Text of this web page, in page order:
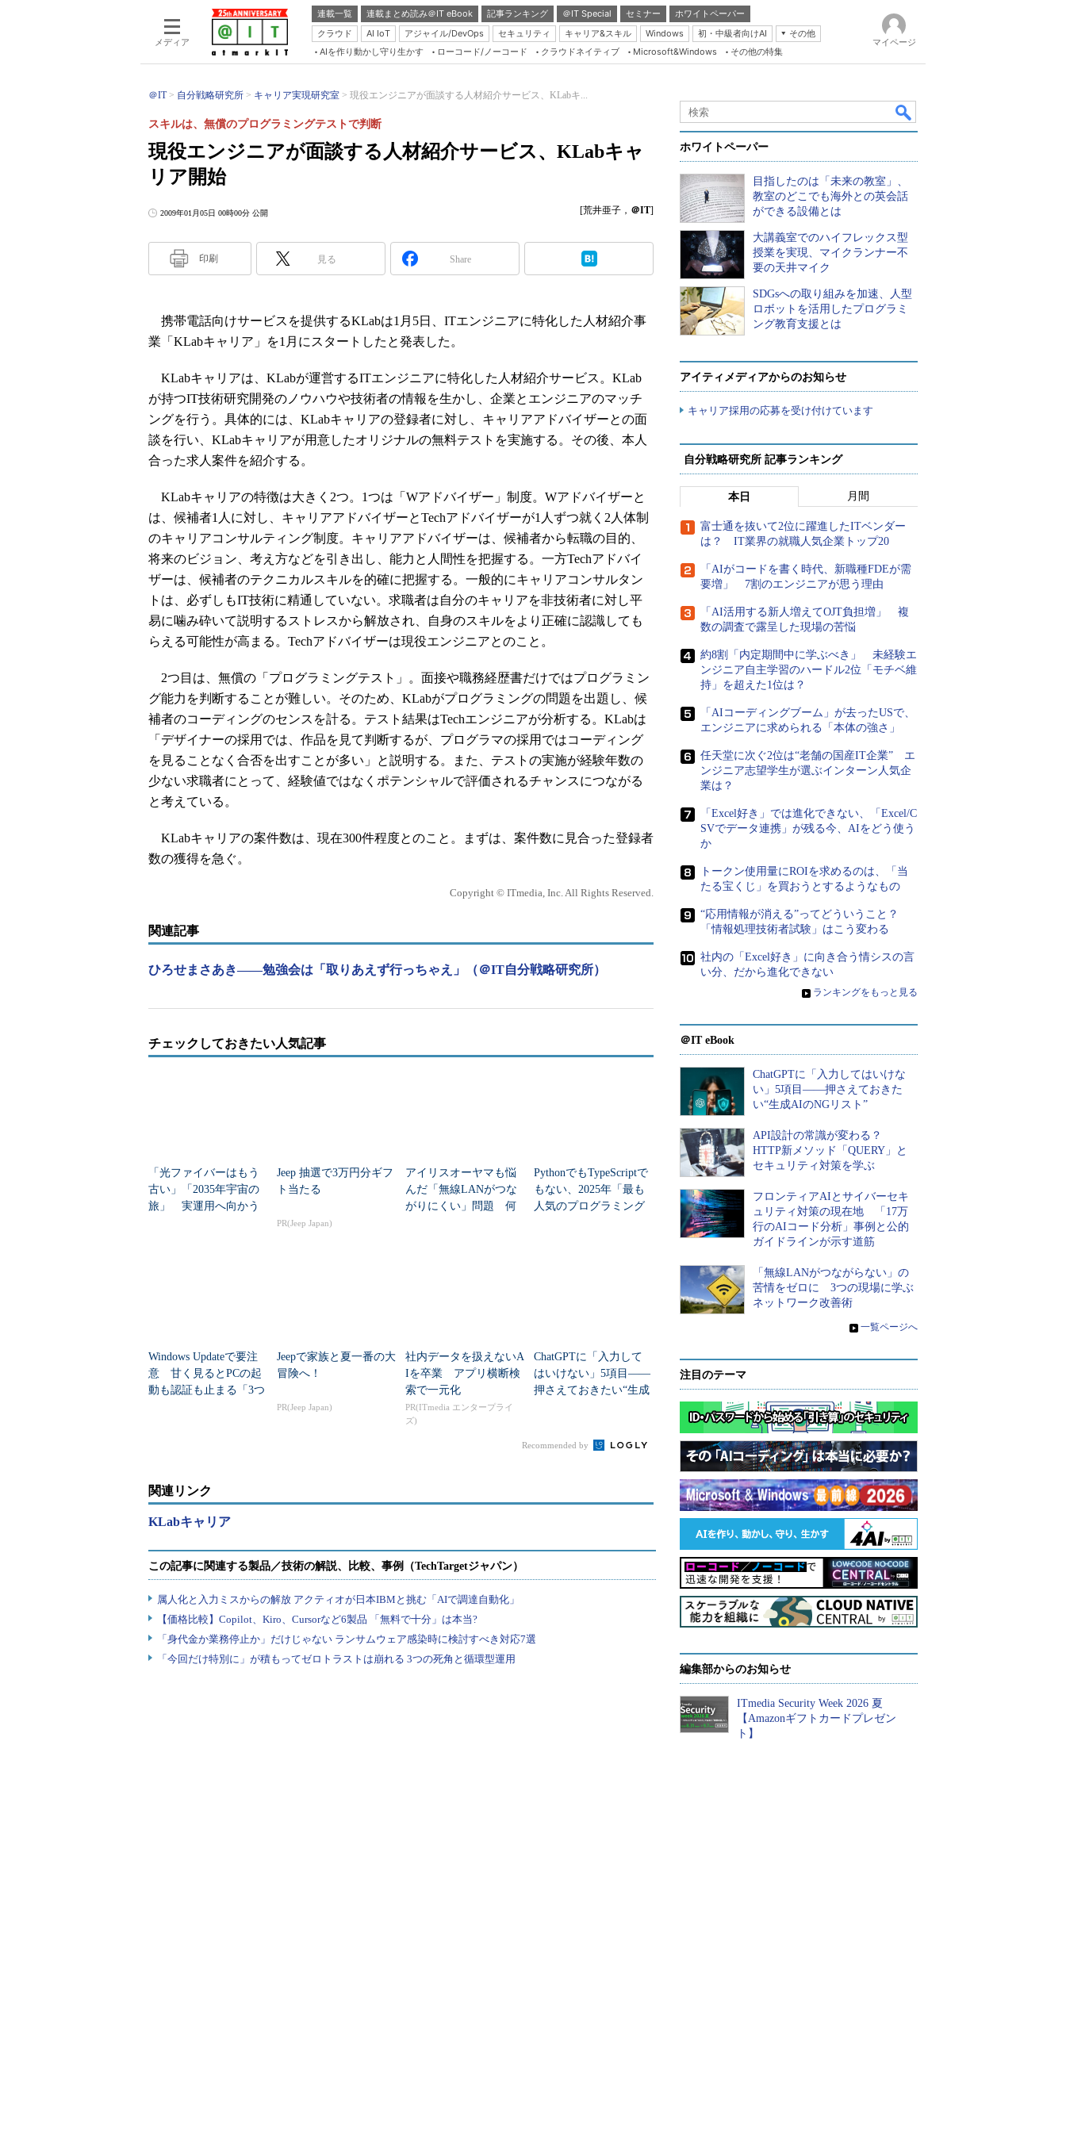
メディア
連載一覧 連載まとめ読み＠IT eBook 記事ランキング ＠IT Special セミナー
ホワイトペーパー
クラウド
AI IoT アジャイル/DevOps セキュリティ キャリア&スキル Windows 初・中級者向けAI
その他
Server & Storage
Java Agile
Database Expert
Linux ＆ OSS
Master of IP Network
Security & Trust
Insider.NET
AIを作り動かし守り生かす ローコード/ノーコード クラウドネイティブ Microsoft&Windows その他の特集
マイページ
＠IT 自分戦略研究所 キャリア実現研究室 現役エンジニアが面談する人材紹介サービス、KLabキ...
現役エンジニアが面談する人材紹介サービス、KLabキャ
リア開始
スキルは、無償のプログラミングテストで判断
2009年01月05日 00時00分 公開 [荒井亜子， ＠IT]
印刷 見る Share
携帯電話向けサービスを提供するKLabは1月5日、ITエンジニアに特化した人材紹介事
業「KLabキャリア」を1月にスタートしたと発表した。
KLabキャリアは、KLabが運営するITエンジニアに特化した人材紹介サービス。KLab
が持つIT技術研究開発のノウハウや技術者の情報を生かし、企業とエンジニアのマッチ
ングを行う。具体的には、KLabキャリアの登録者に対し、キャリアアドバイザーとの面
談を行い、KLabキャリアが用意したオリジナルの無料テストを実施する。その後、本人
合った求人案件を紹介する。
KLabキャリアの特徴は大きく2つ。1つは「Wアドバイザー」制度。Wアドバイザーと
は、候補者1人に対し、キャリアアドバイザーとTechアドバイザーが1人ずつ就く2人体制
のキャリアコンサルティング制度。キャリアアドバイザーは、候補者から転職の目的、
将来のビジョン、考え方などを引き出し、能力と人間性を把握する。一方Techアドバイ
ザーは、候補者のテクニカルスキルを的確に把握する。一般的にキャリアコンサルタン
トは、必ずしもIT技術に精通していない。求職者は自分のキャリアを非技術者に対し平
易に噛み砕いて説明するストレスから解放され、自身のスキルをより正確に認識しても
らえる可能性が高まる。Techアドバイザーは現役エンジニアとのこと。
2つ目は、無償の「プログラミングテスト」。面接や職務経歴書だけではプログラミン
グ能力を判断することが難しい。そのため、KLabがプログラミングの問題を出題し、候
補者のコーディングのセンスを計る。テスト結果はTechエンジニアが分析する。KLabは
「デザイナーの採用では、作品を見て判断するが、プログラマの採用ではコーディング
を見ることなく合否を出すことが多い」と説明する。また、テストの実施が経験年数の
少ない求職者にとって、経験値ではなくポテンシャルで評価されるチャンスにつながる
と考えている。
KLabキャリアの案件数は、現在300件程度とのこと。まずは、案件数に見合った登録者
数の獲得を急ぐ。
Copyright © ITmedia, Inc. All Rights Reserved.
関連記事
ひろせまさあき――勉強会は「取りあえず行っちゃえ」（＠IT自分戦略研究所）
チェックしておきたい人気記事
「光ファイバーはもう
古い」「2035年宇宙の
旅」 実運用へ向かう
Jeep 抽選で3万円分ギフ
ト当たる
PR(Jeep Japan)
アイリスオーヤマも悩
んだ「無線LANがつな
がりにくい」問題 何
PythonでもTypeScriptで
もない、2025年「最も
人気のプログラミング
Windows Updateで要注
意 甘く見るとPCの起
動も認証も止まる「3つ
Jeepで家族と夏一番の大
冒険へ！
PR(Jeep Japan)
社内データを扱えないA
Iを卒業 アプリ横断検
索で一元化
PR(ITmedia エンタープライ
ズ)
ChatGPTに「入力して
はいけない」5項目――
押さえておきたい“生成
Recommended by
関連リンク
KLabキャリア
ホワイトペーパー
目指したのは「未来の教室」、
教室のどこでも海外との英会話
ができる設備とは
大講義室でのハイフレックス型
授業を実現、マイクランナー不
要の天井マイク
SDGsへの取り組みを加速、人型
ロボットを活用したプログラミ
ング教育支援とは
アイティメディアからのお知らせ
キャリア採用の応募を受け付けています
自分戦略研究所 記事ランキング
本日 月間
富士通を抜いて2位に躍進したITベンダー
は？ IT業界の就職人気企業トップ20
「AIがコードを書く時代、新職種FDEが需
要増」 7割のエンジニアが思う理由
「AI活用する新人増えてOJT負担増」 複
数の調査で露呈した現場の苦悩
約8割「内定期間中に学ぶべき」 未経験エ
ンジニア自主学習のハードル2位「モチベ維
持」を超えた1位は？
「AIコーディングブーム」が去ったUSで、
エンジニアに求められる「本体の強さ」
任天堂に次ぐ2位は“老舗の国産IT企業” エ
ンジニア志望学生が選ぶインターン人気企
業は？
「Excel好き」では進化できない、「Excel/C
SVでデータ連携」が残る今、AIをどう使う
か
トークン使用量にROIを求めるのは、「当
たる宝くじ」を買おうとするようなもの
“応用情報が消える”ってどういうこと？
「情報処理技術者試験」はこう変わる
社内の「Excel好き」に向き合う情シスの言
い分、だから進化できない
» ランキングをもっと見る
＠IT eBook
ChatGPTに「入力してはいけな
い」5項目――押さえておきた
い“生成AIのNGリスト”
API設計の常識が変わる？
HTTP新メソッド「QUERY」と
セキュリティ対策を学ぶ
フロンティアAIとサイバーセキ
ュリティ対策の現在地 「17万
行のAIコード分析」事例と公的
ガイドラインが示す道筋
「無線LANがつながらない」の
苦情をゼロに 3つの現場に学ぶ
ネットワーク改善術
» 一覧ページへ
注目のテーマ
編集部からのお知らせ
ITmedia Security Week 2026 夏
【Amazonギフトカードプレゼン
ト】